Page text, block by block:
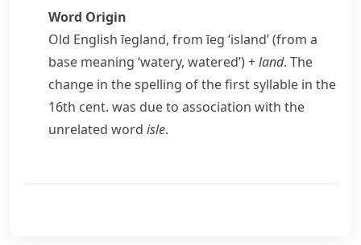
Word Origin
Old Englishīegland, fromīeg ‘island’ (from a
base meaning ‘watery, watered’) +land. The
change in the spelling of the first syllable in the
16th cent. was due to association with the
unrelated word isle.